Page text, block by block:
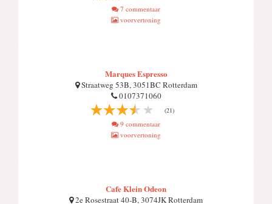
7 commentaar
voorvertoning
Marques Espresso
Straatweg 53B, 3051BC Rotterdam
0107371060
(21)
9 commentaar
voorvertoning
Cafe Klein Odeon
2e Rosestraat 40-B, 3074JK Rotterdam